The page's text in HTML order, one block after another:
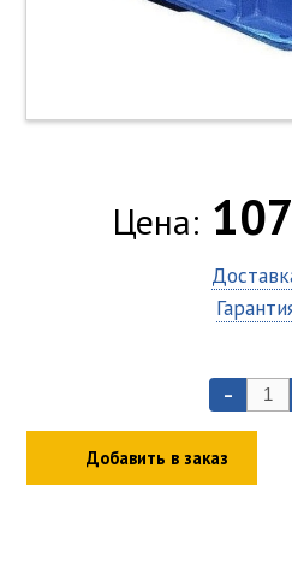
Цена:
-
Добавить в заказ